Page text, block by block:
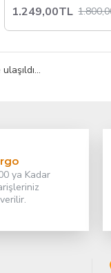
1.249,00TL
ya Kadar